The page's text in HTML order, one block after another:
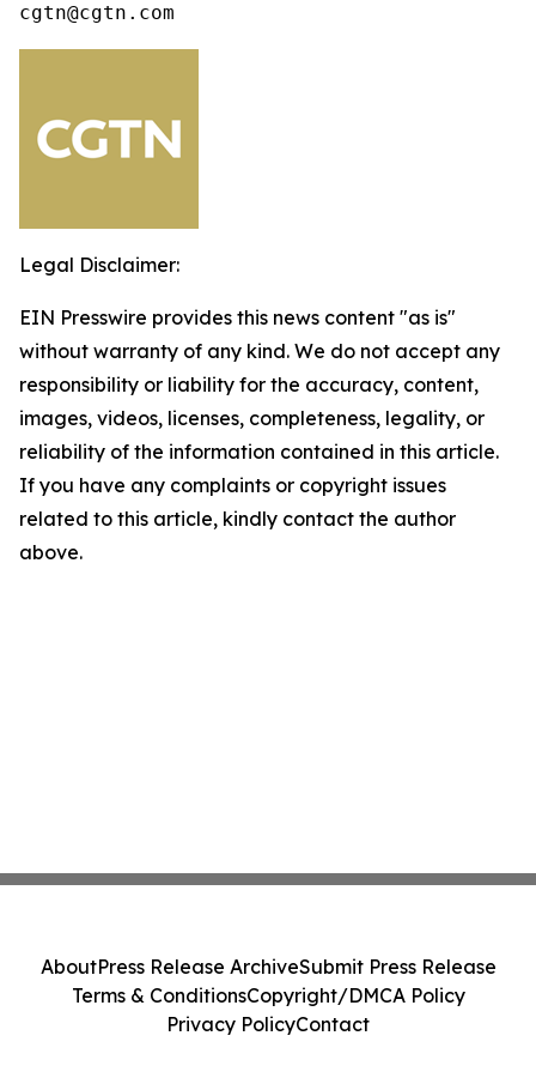
cgtn@cgtn.com
Legal Disclaimer:
EIN Presswire provides this news content "as is"
without warranty of any kind. We do not accept any
responsibility or liability for the accuracy, content,
images, videos, licenses, completeness, legality, or
reliability of the information contained in this article.
If you have any complaints or copyright issues
related to this article, kindly contact the author
above.
AboutPress Release ArchiveSubmit Press Release
Terms & ConditionsCopyright/DMCA Policy
Privacy PolicyContact